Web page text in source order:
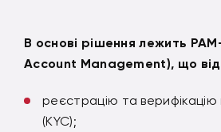
В основі рішення лежить
Account Management), що
реєстрацію та верифікацію
(KYC);